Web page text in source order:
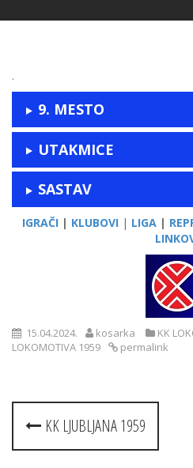
.
9. MESTO
UTAKMICE
SASTAV
IGRAČI | KLUBOVI | LIGA |
15.04.2024. kosarka KK
LOKOMOTIVA 1959
permalink
Post
navigation
KK LJUBLJANA 1959